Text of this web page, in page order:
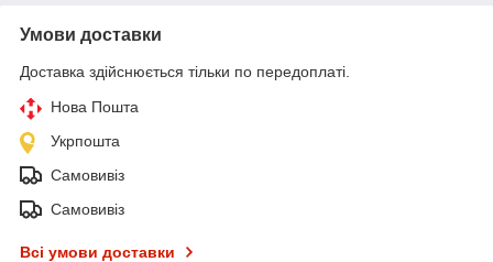
Умови доставки
Доставка здійснюється тільки по передоплаті.
Нова Пошта
Укрпошта
Самовивіз
Самовивіз
Всі умови доставки